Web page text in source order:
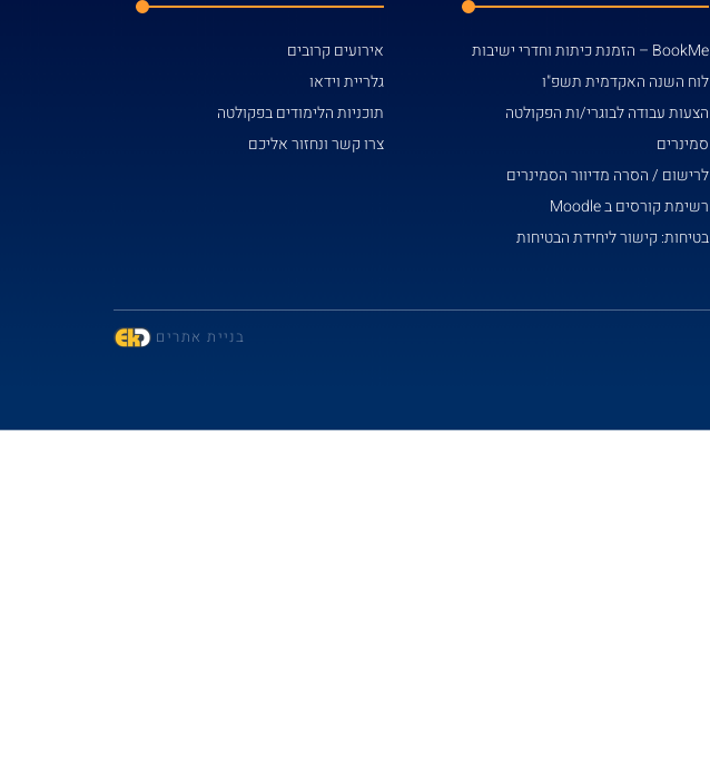
BookMe – הזמנת כיתות וחדרי ישיבות
לוח השנה האקדמית תשפ"ו
הצעות עבודה לבוגרי/ות הפקולטה
סמינרים
לרישום / הסרה מדיוור הסמינרים
רשימת קורסים ב Moodle
בטיחות: קישור ליחידת הבטיחות
אירועים קרובים
גלריית וידאו
תוכניות הלימודים בפקולטה
צרו קשר ונחזור אליכם
בניית אתרים